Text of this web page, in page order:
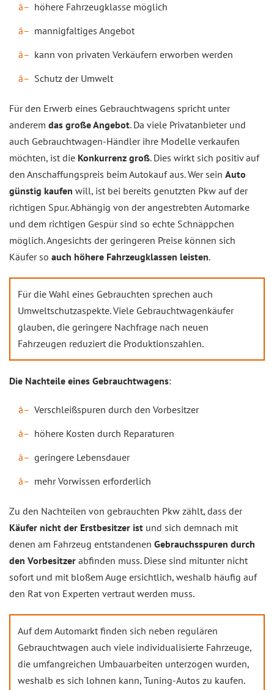
höhere Fahrzeugklasse möglich
mannigfaltiges Angebot
kann von privaten Verkäufern erworben werden
Schutz der Umwelt
Für den Erwerb eines Gebrauchtwagens spricht unter
anderem das große Angebot. Da viele Privatanbieter und
auch Gebrauchtwagen-Händler ihre Modelle verkaufen
möchten, ist die Konkurrenz groß. Dies wirkt sich positiv auf
den Anschaffungspreis beim Autokauf aus. Wer sein Auto
günstig kaufen will, ist bei bereits genutzten Pkw auf der
richtigen Spur. Abhängig von der angestrebten Automarke
und dem richtigen Gespür sind so echte Schnäppchen
möglich. Angesichts der geringeren Preise können sich
Käufer so auch höhere Fahrzeugklassen leisten.
Für die Wahl eines Gebrauchten sprechen auch
Umweltschutzaspekte. Viele Gebrauchtwagenkäufer
glauben, die geringere Nachfrage nach neuen
Fahrzeugen reduziert die Produktionszahlen.
Die Nachteile eines Gebrauchtwagens:
Verschleißspuren durch den Vorbesitzer
höhere Kosten durch Reparaturen
geringere Lebensdauer
mehr Vorwissen erforderlich
Zu den Nachteilen von gebrauchten Pkw zählt, dass der
Käufer nicht der Erstbesitzer ist und sich demnach mit
denen am Fahrzeug entstandenen Gebrauchsspuren durch
den Vorbesitzer abfinden muss. Diese sind mitunter nicht
sofort und mit bloßem Auge ersichtlich, weshalb häufig auf
den Rat von Experten vertraut werden muss.
Auf dem Automarkt finden sich neben regulären
Gebrauchtwagen auch viele individualisierte Fahrzeuge,
die umfangreichen Umbauarbeiten unterzogen wurden,
weshalb es sich lohnen kann, Tuning-Autos zu kaufen.